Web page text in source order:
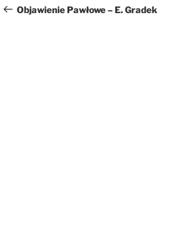
wpisu
wpis
Objawienie Pawłowe – E. Gradek